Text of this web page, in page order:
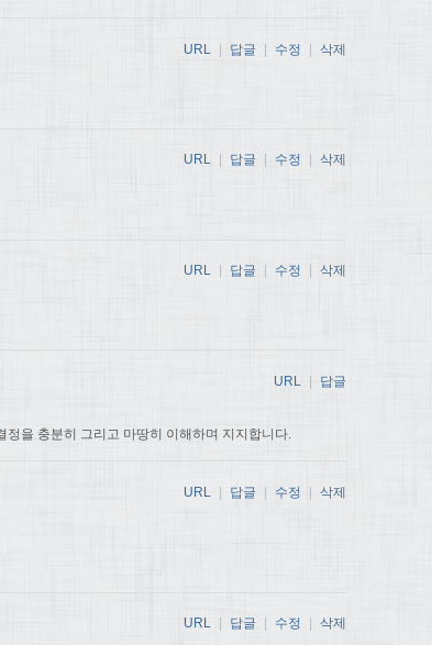
URL | 답글 | 수정 | 삭제
URL 답글 수정 삭제
URL 답글 수정 삭제
을 충분히 그리고 마땅히 이해하며 지지합니다.
URL | 답글
URL | 답글 | 수정 | 삭제
URL 답글 수정 삭제